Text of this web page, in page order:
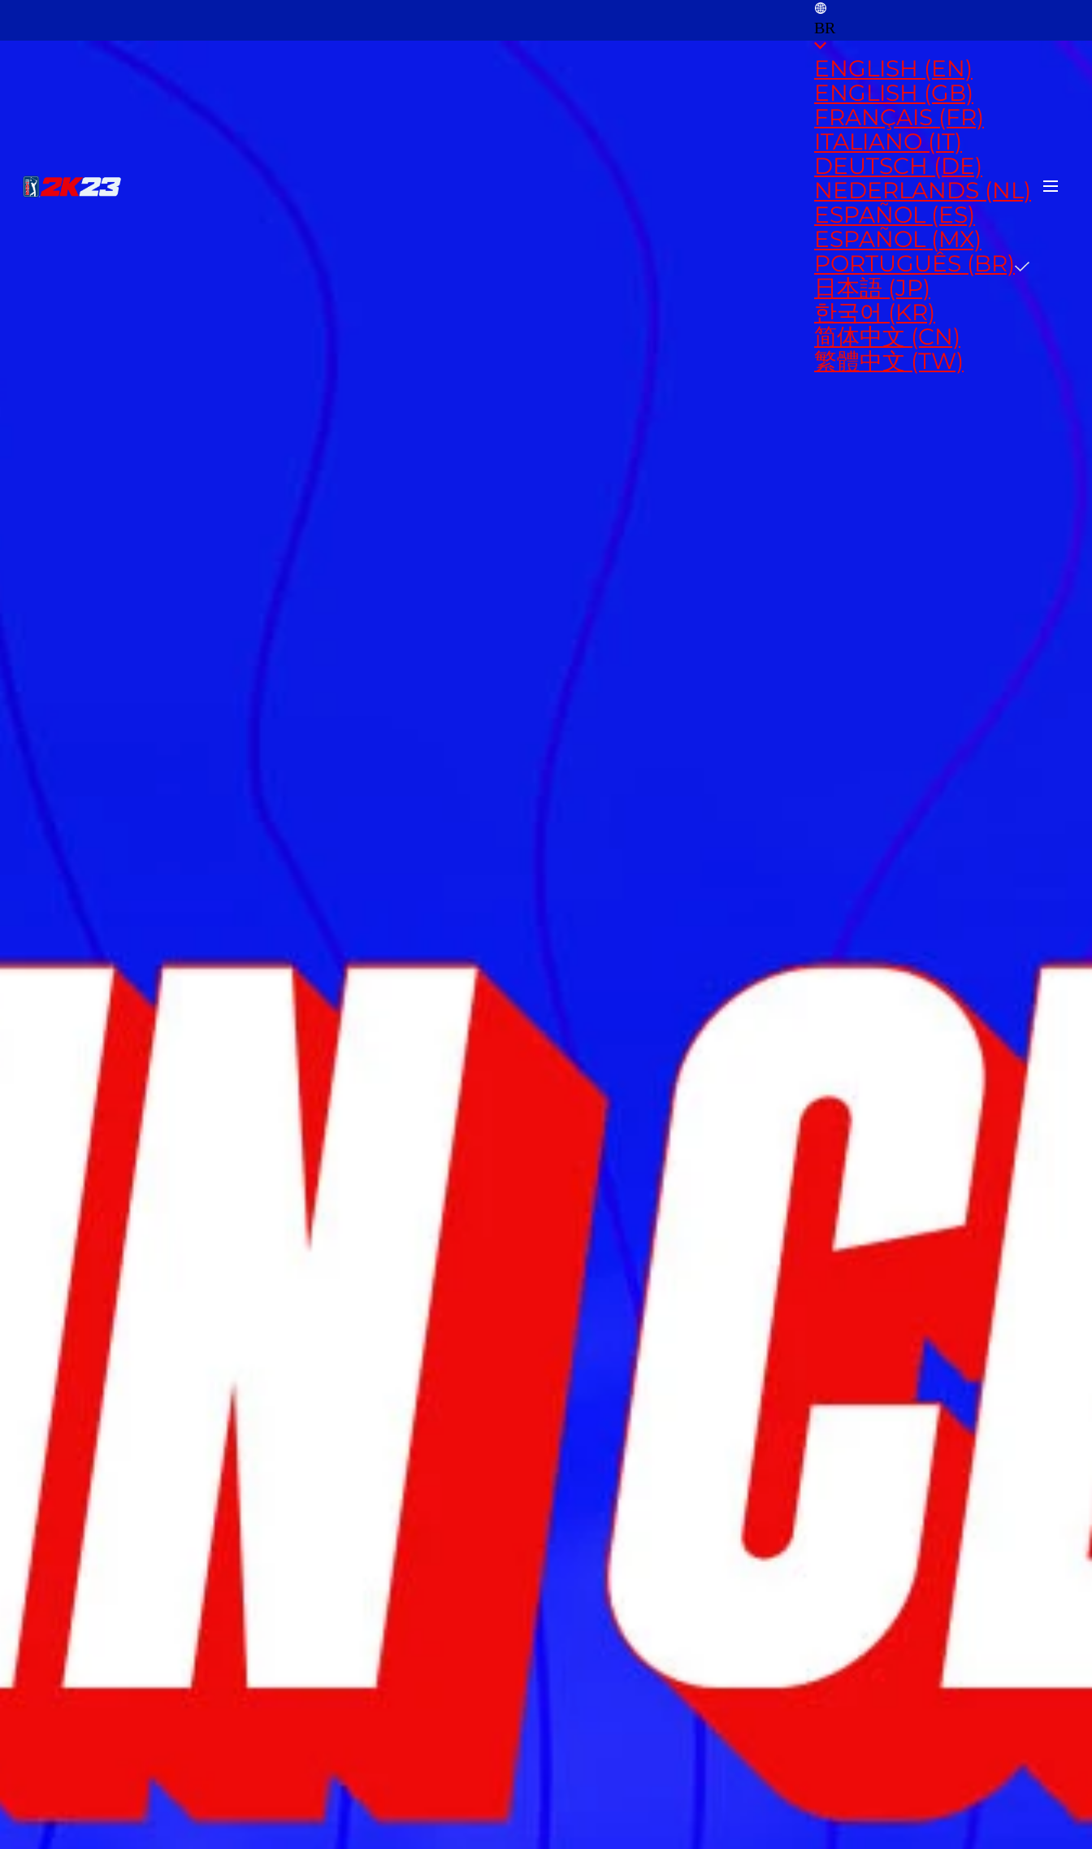
BR
ENGLISH (EN)
ENGLISH (GB)
FRANÇAIS (FR)
ITALIANO (IT)
DEUTSCH (DE)
NEDERLANDS (NL)
ESPAÑOL (ES)
ESPAÑOL (MX)
PORTUGUÊS (BR)
日本語 (JP)
한국어 (KR)
简体中文 (CN)
繁體中文 (TW)